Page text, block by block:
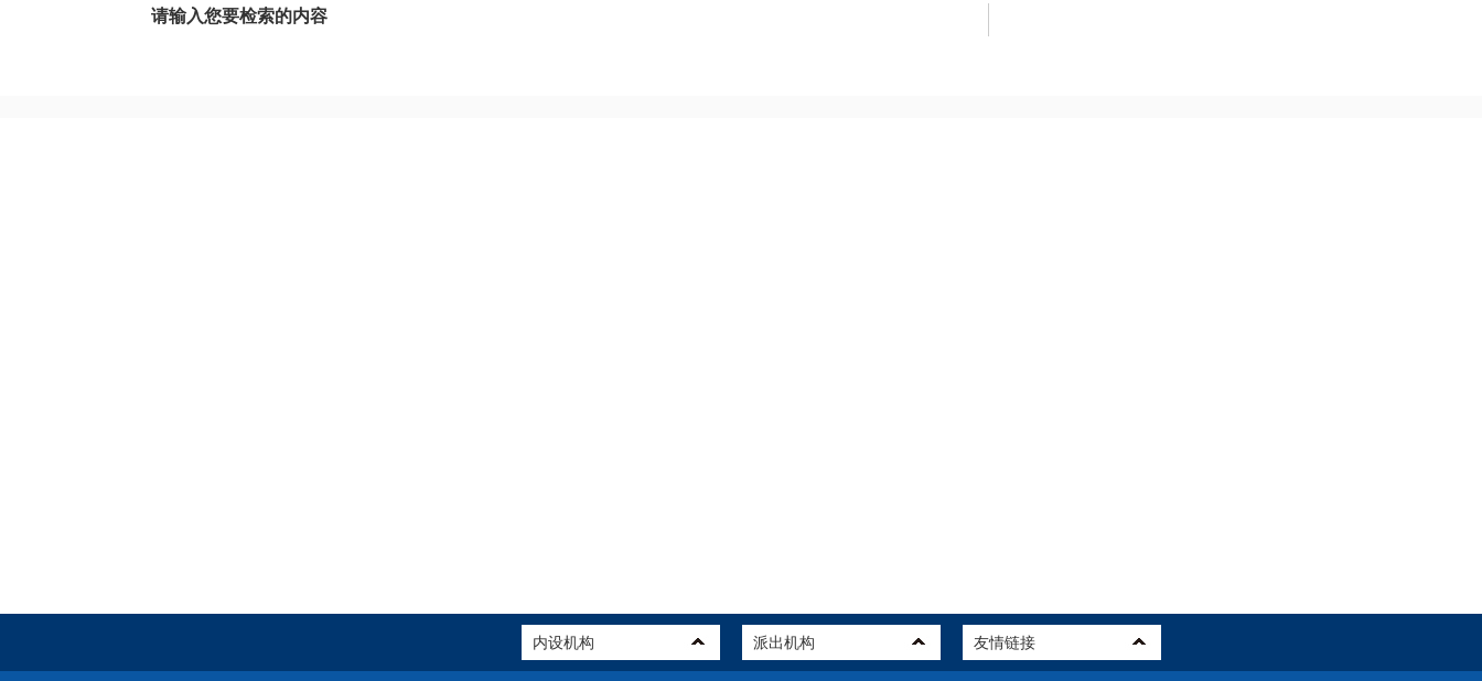
请输入您要检索的内容